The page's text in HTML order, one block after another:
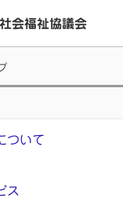
会福祉協議会
ついて
ス